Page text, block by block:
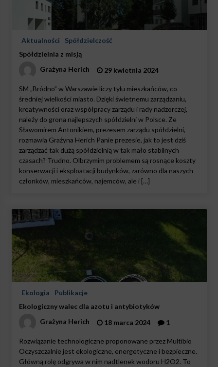
Aktualności
Spółdzielczość
Spółdzielnia z misją
Grażyna Herich
29 kwietnia 2024
SM „Bródno” w Warszawie liczy tylu mieszkańców, co
średniej wielkości miasto. Dzięki świetnemu zarządzaniu,
kreatywności oraz współpracy zarządu i rady nadzorczej,
należy do grona najlepszych spółdzielni w Polsce. Ze
Sławomirem Antonikiem, prezesem zarządu spółdzielni,
rozmawia Grażyna Herich Panie prezesie, jak to jest dziś
zarządzać tak dużą spółdzielnią w tak mało stabilnych
czasach? Trudno. Olbrzymim problemem są rosnące koszty
konserwacji i eksploatacji budynków, zarówno dla naszych
członków, mieszkańców, najemców, ale i […]
Ekologia
Publikacje
Ekologiczny walec dla azotu i antybiotyków
Grażyna Herich
18 marca 2024 1
Rozwiązanie technologiczne proponowane przez Multibio
Oczyszczalnie jest ekologiczne, energetyczne i bezpieczne.
Główną rolę odgrywa w nim nadtlenek wodoru H2O2. To